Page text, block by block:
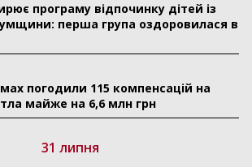
програму відпочинку дітей із
перша група оздоровилася в
погодили 115 компенсацій на
майже на 6,6 млн грн
31 липня